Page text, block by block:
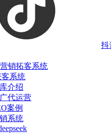
抖
销拓客系统
客系统
介绍
代运营
案例
系统